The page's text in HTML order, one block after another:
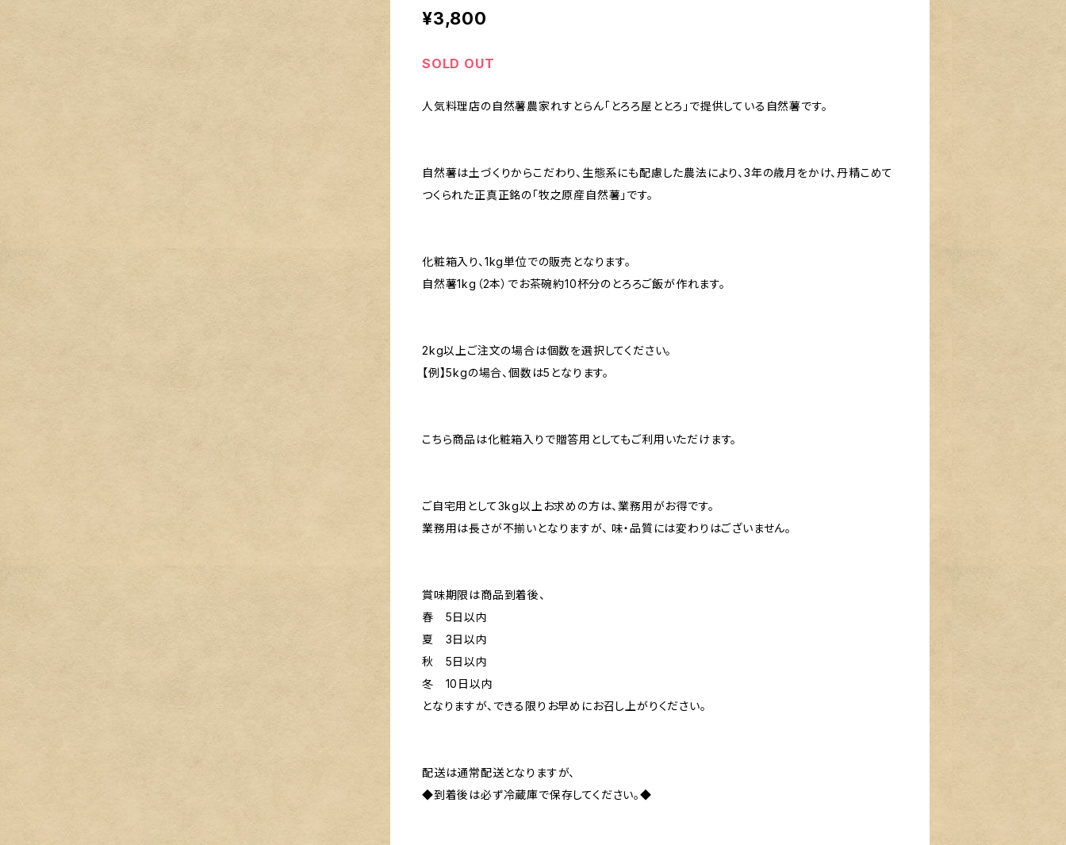
¥3,800
SOLD OUT
人気料理店の自然薯農家れすとらん「とろろ屋ととろ」で提供している自然薯です。
自然薯は土づくりからこだわり、生態系にも配慮した農法により、3年の歳月をかけ、丹精こめて
つくられた正真正銘の「牧之原産自然薯」です。
化粧箱入り、1kg単位での販売となります。
自然薯1kg（2本）でお茶碗約10杯分のとろろご飯が作れます。
2kg以上ご注文の場合は個数を選択してください。
【例】5kgの場合、個数は5となります。
こちら商品は化粧箱入りで贈答用としてもご利用いただけます。
ご自宅用として3kg以上お求めの方は、業務用がお得です。
業務用は長さが不揃いとなりますが、 味・品質には変わりはございません。
賞味期限は商品到着後、
春 5日以内
夏 3日以内
秋 5日以内
冬 10日以内
となりますが、できる限りお早めにお召し上がりください。
配送は通常配送となりますが、
◆到着後は必ず冷蔵庫で保存してください。◆